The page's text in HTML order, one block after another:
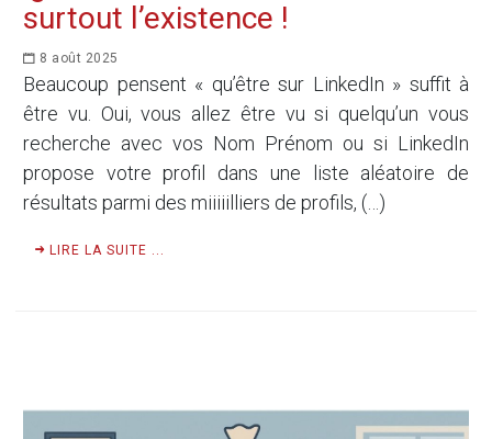
surtout l’existence !
8 août 2025
Beaucoup pensent « qu’être sur LinkedIn » suffit à
être vu. Oui, vous allez être vu si quelqu’un vous
recherche avec vos Nom Prénom ou si LinkedIn
propose votre profil dans une liste aléatoire de
résultats parmi des miiiiilliers de profils, (…)
LIRE LA SUITE ...